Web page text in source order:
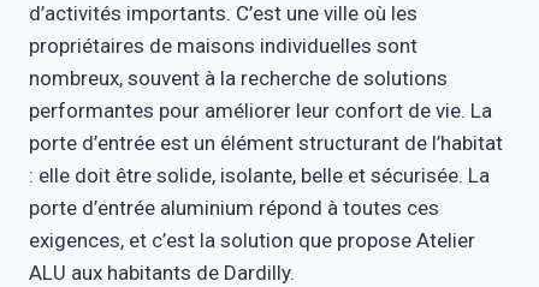
d’activités importants. C’est une ville où les
propriétaires de maisons individuelles sont
nombreux, souvent à la recherche de solutions
performantes pour améliorer leur confort de vie. La
porte d’entrée est un élément structurant de l’habitat
: elle doit être solide, isolante, belle et sécurisée. La
porte d’entrée aluminium répond à toutes ces
exigences, et c’est la solution que propose Atelier
ALU aux habitants de Dardilly.